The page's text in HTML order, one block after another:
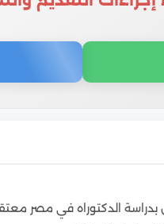
الوافدين
بدراسة الدكتوراه في مصر